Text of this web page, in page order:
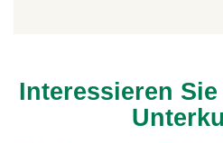
Interessieren